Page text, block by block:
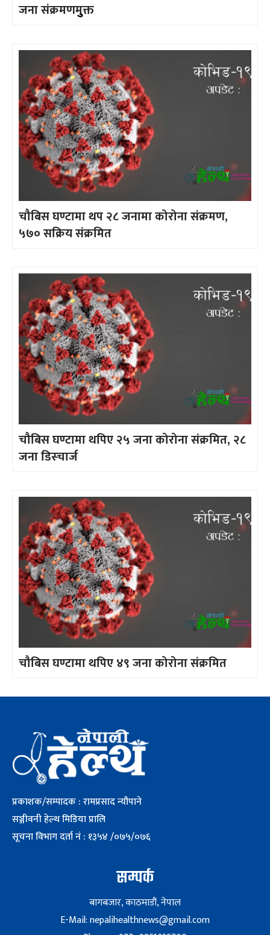
जना संक्रमणमुुक्त
चौबिस घण्टामा थप २८ जनामा कोरोना संक्रमण,
५७० सक्रिय संक्रमित
चौबिस घण्टामा थपिए २५ जना कोरोना संक्रमित, २८
जना डिस्चार्ज
चौबिस घण्टामा थपिए ४९ जना कोरोना संक्रमित
प्रकाशक/सम्पादक : रामप्रसाद न्यौपाने
सञ्जीवनी हेल्थ मिडिया प्रालि
सूचना विभाग दर्ता नं : १३५४ /०७५/०७६
सम्पर्क
बागबजार, काठमाडौं, नेपाल
E-Mail: nepalihealthnews@gmail.com